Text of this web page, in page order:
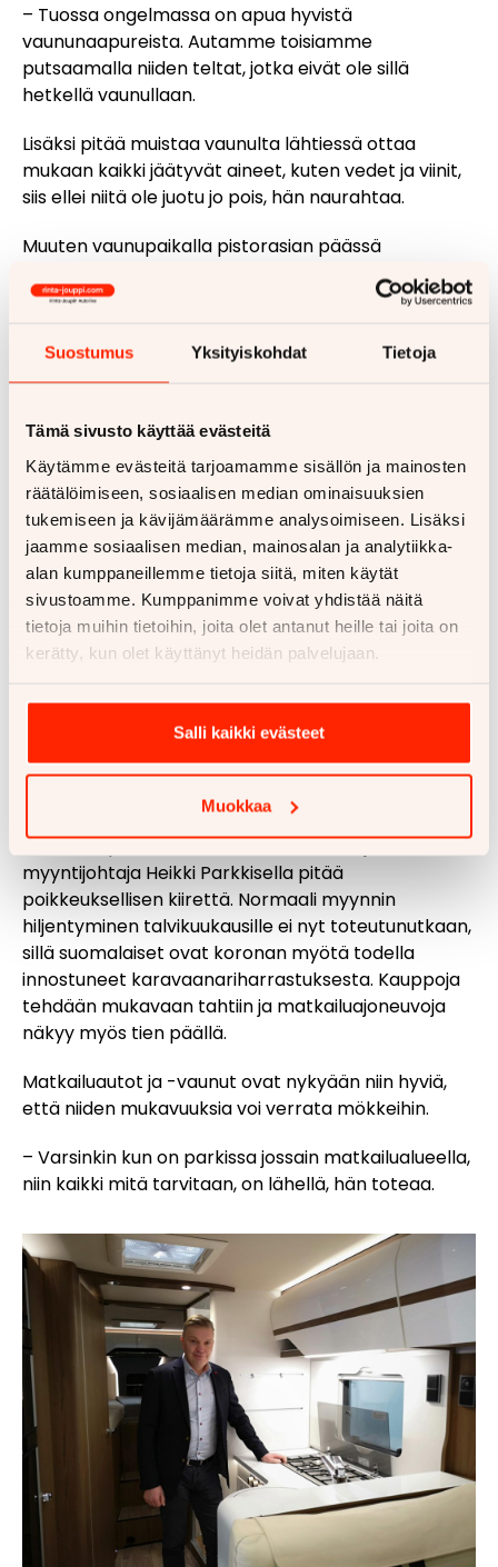
Suostumus Yksityiskohdat Tietoja
Tämä sivusto käyttää evästeitä
Käytämme evästeitä tarjoamamme sisällön ja mainosten
räätälöimiseen, sosiaalisen median ominaisuuksien
tukemiseen ja kävijämäärämme analysoimiseen. Lisäksi
jaamme sosiaalisen median, mainosalan ja analytiikka-
alan kumppaneillemme tietoja siitä, miten käytät
sivustoamme. Kumppanimme voivat yhdistää näitä
tietoja muihin tietoihin, joita olet antanut heille tai joita on
kerätty, kun olet käyttänyt heidän palvelujaan.
Salli kaikki evästeet
Muokkaa
– Tuossa ongelmassa on apua hyvistä
vaununaapureista. Autamme toisiamme
putsaamalla niiden teltat, jotka eivät ole sillä
hetkellä vaunullaan.
Lisäksi pitää muistaa vaunulta lähtiessä ottaa
mukaan kaikki jäätyvät aineet, kuten vedet ja viinit,
siis ellei niitä ole juotu jo pois, hän naurahtaa.
Muuten vaunupaikalla pistorasian päässä
olosuhteet ovat mitä mainioimmat. Ruka Caravan -
matkailualueella on tilava huoltorakennus ja
Caravan-elämä ei ole vain kesän
Rinta-Joupin Autoliikkeen matkailuautojen
myyntijohtaja Heikki Parkkisella pitää
poikkeuksellisen kiirettä. Normaali myynnin
hiljentyminen talvikuukausille ei nyt toteutunutkaan,
sillä suomalaiset ovat koronan myötä todella
innostuneet karavaanariharrastuksesta. Kauppoja
tehdään mukavaan tahtiin ja matkailuajoneuvoja
näkyy myös tien päällä.
Matkailuautot ja -vaunut ovat nykyään niin hyviä,
että niiden mukavuuksia voi verrata mökkeihin.
– Varsinkin kun on parkissa jossain matkailualueella,
niin kaikki mitä tarvitaan, on lähellä, hän toteaa.